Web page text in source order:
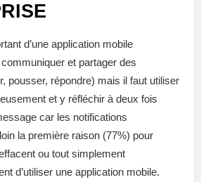
d’une application mobile
communiquer et partager des
pousser, répondre) mais il faut utiliser
et y réfléchir à deux fois
car les notifications
la première raison (77%) pour
ou tout simplement
d’utiliser une application mobile.